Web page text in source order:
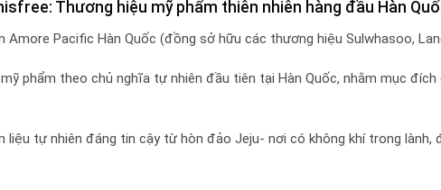
Thương hiệu mỹ phẩm thiên nhiên hàng đầu Hàn
Amore Pacific Hàn Quốc (đồng sở hữu các thương hiệu Sulwhasoo,
phẩm theo chủ nghĩa tự nhiên đầu tiên tại Hàn Quốc, nhằm mục
liệu tự nhiên đáng tin cậy từ hòn đảo Jeju- nơi có không khí trong